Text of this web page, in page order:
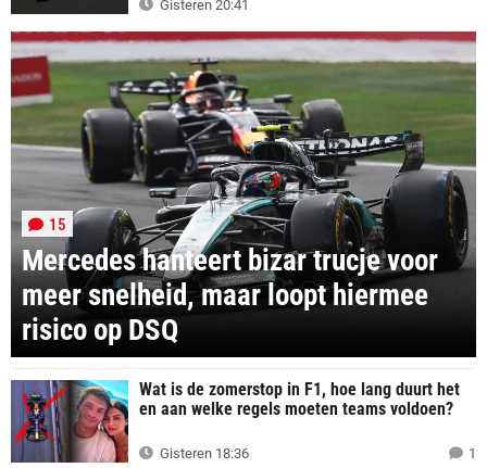
Gisteren 20:41
Mercedes hanteert bizar trucje voor
meer snelheid, maar loopt hiermee
risico op DSQ
15
Wat is de zomerstop in F1, hoe lang duurt het
en aan welke regels moeten teams voldoen?
Gisteren 18:36 1